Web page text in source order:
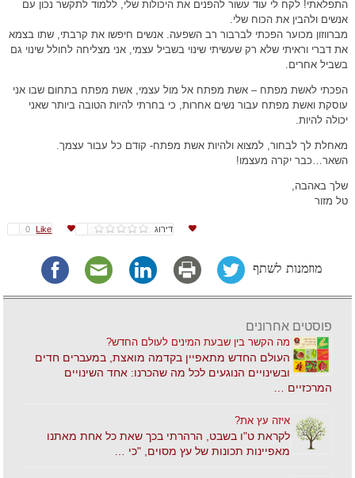
התפלאתי! לקח לי עוד עשור להפנים את היכולות שלי, ללמוד לתקשר נכון עם
אנשים ולהבין את הכוח שלי.
מברווזון מכוער הפכתי לברבור רב השפעה. אנשים חיפשו את קרבתי, שתו בצמא
את דברי וראיתי שלא רק שעשיתי שינוי בשביל עצמי, אני מצליחה לחולל שינוי גם
בשביל אחרים.
הפכתי לאשת מפתח – אשת מפתח אל מול עצמי, אשת מפתח בתחום שבו אני
עוסקת ואשת מפתח עבור נשים אחרות, כי בחרתי להיות הטובה ביותר שאני
יכולה להיות.
מאחלת לך לבחור, למצוא ולהיות אשת מפתח- קודם כל עבור עצמך.
השאר…כבר יקרה מעצמו!
שלך באהבה,
טל מזור
Like
0 דירוג
מוזמנות לשתף
פוסטים אחרונים
מה הקשר בין שבעת המינים לעולם החדש?
העולם החדש מתאפיין בקדמה מואצת, במעברים חדים
ובשינויים הנוגעים לכל מה שהכרנו: אחד השינויים
המרכזיים …
איזה עץ את?
לקראת ט"ו בשבט, הרהרתי בכך שאת כל אחת מאתנו
מאפיינות תכונות של עץ מסוים, "כי …